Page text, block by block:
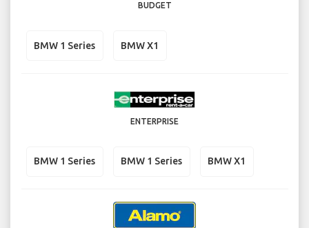
BUDGET
BMW 1 Series BMW X1
ENTERPRISE
BMW 1 Series BMW 1 Series BMW X1